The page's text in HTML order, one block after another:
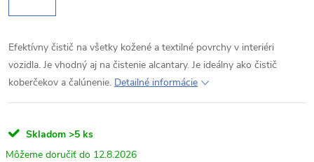
Efektívny čistič na všetky kožené a textilné povrchy v interiéri
vozidla. Je vhodný aj na čistenie alcantary. Je ideálny ako čistič
koberčekov a čalúnenie. Detailné informácie
Skladom >5 ks
12.8.2026